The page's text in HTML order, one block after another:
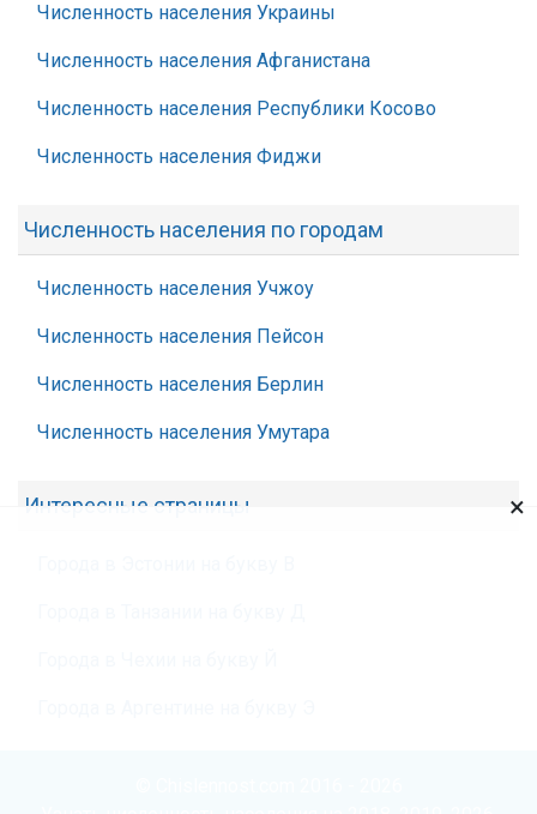
Численность населения Украины
Численность населения Афганистана
Численность населения Республики Косово
Численность населения Фиджи
Численность населения по городам
Численность населения Учжоу
Численность населения Пейсон
Численность населения Берлин
Численность населения Умутара
Интересные страницы ×